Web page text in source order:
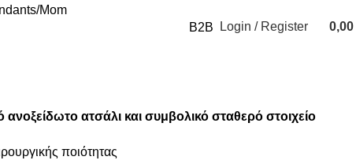
B2B Login / Register 0,00
Mom
ατσάλι και συμβολικό σταθερό στοιχείο
ποιότητας